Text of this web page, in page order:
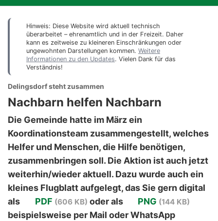
Hinweis: Diese Website wird aktuell technisch
überarbeitet – ehrenamtlich und in der Freizeit. Daher
kann es zeitweise zu kleineren Einschränkungen oder
ungewohnten Darstellungen kommen. Weitere
Informationen zu den Updates. Vielen Dank für das
Verständnis!
Delingsdorf steht zusammen
Nachbarn helfen Nachbarn
Die Gemeinde hatte im März ein
Koordinationsteam zusammengestellt, welches
Helfer und Menschen, die Hilfe benötigen,
zusammenbringen soll. Die Aktion ist auch jetzt
weiterhin/wieder aktuell. Dazu wurde auch ein
kleines Flugblatt aufgelegt, das Sie gern digital
als
PDF (606 KB) oder als PNG (144 KB)
beispielsweise per Mail oder WhatsApp